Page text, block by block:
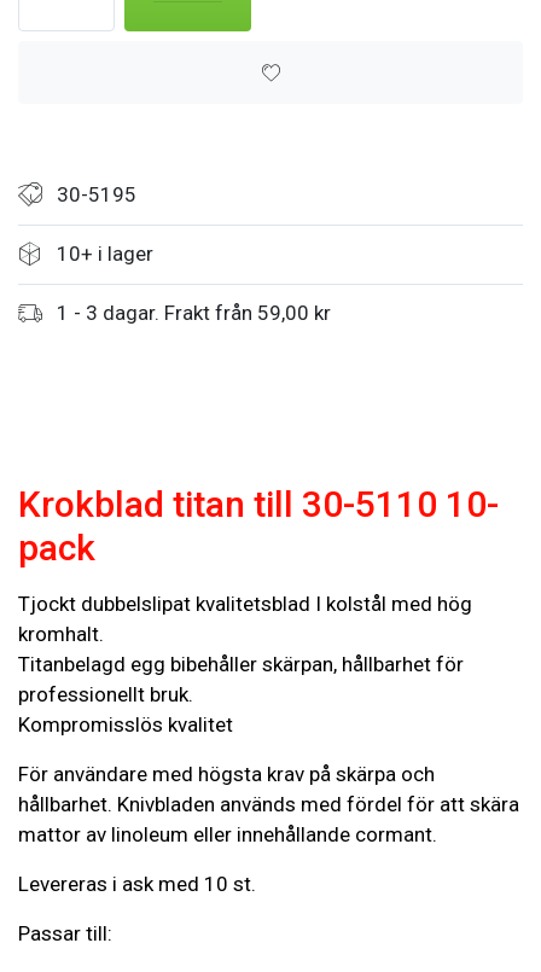
30-5195
10+ i lager
1 - 3 dagar. Frakt från 59,00 kr
Krokblad titan till 30-5110 10-
pack
Tjockt dubbelslipat kvalitetsblad I kolstål med hög
kromhalt.
Titanbelagd egg bibehåller skärpan, hållbarhet för
professionellt bruk.
Kompromisslös kvalitet
För användare med högsta krav på skärpa och
hållbarhet. Knivbladen används med fördel för att skära
mattor av linoleum eller innehållande cormant.
Levereras i ask med 10 st.
Passar till: